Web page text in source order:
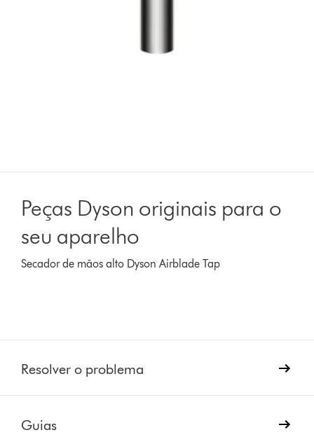
Peças Dyson originais para o
seu aparelho
Secador de mãos alto Dyson Airblade Tap
Resolver o problema
Guias